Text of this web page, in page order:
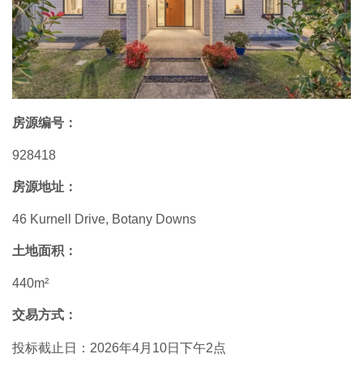
房源编号：
928418
房源地址：
46 Kurnell Drive, Botany Downs
土地面积：
440m²
交易方式：
投标截止日：2026年4月10日下午2点